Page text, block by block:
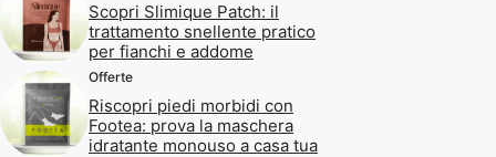
Scopri Slimique Patch: il
trattamento snellente pratico
per fianchi e addome
Offerte
Riscopri piedi morbidi con
Footea: prova la maschera
idratante monouso a casa tua